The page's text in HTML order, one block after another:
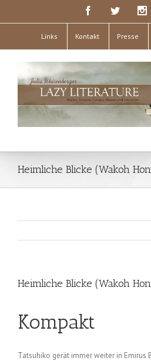
Links Kontakt Presse
Heimliche Blicke (Wakoh
Heimliche Blicke (Wakoh
Kompakt
Tatsuhiko gerät immer weiter in Emirus